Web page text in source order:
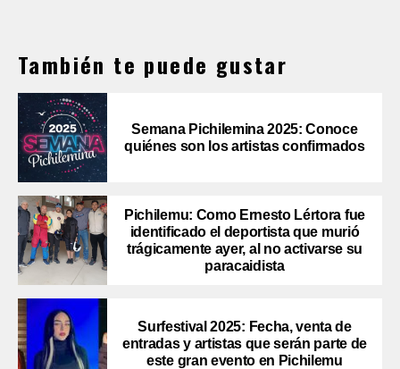
También te puede gustar
Semana Pichilemina 2025: Conoce
quiénes son los artistas confirmados
Pichilemu: Como Ernesto Lértora fue
identificado el deportista que murió
trágicamente ayer, al no activarse su
paracaidista
Surfestival 2025: Fecha, venta de
entradas y artistas que serán parte de
este gran evento en Pichilemu